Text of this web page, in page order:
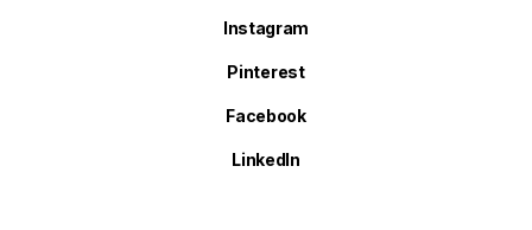
Instagram
Pinterest
Facebook
LinkedIn